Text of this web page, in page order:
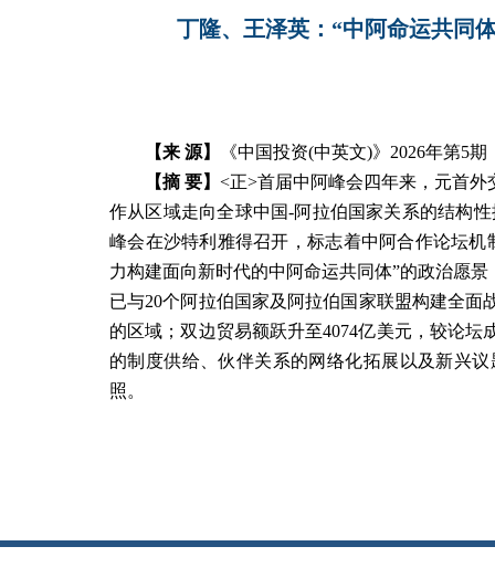
丁隆、王泽英：“中阿命运共同
【来 源】 《中国投资(中英文)》 2026年第5期
【摘 要】 <正>首届中阿峰会四年来，元首
作从区域走向全球中国-阿拉伯国家关系的结构
峰会在沙特利雅得召开，标志着中阿合作论坛
力构建面向新时代的中阿命运共同体”的政治愿
已与20个阿拉伯国家及阿拉伯国家联盟构建全
的区域；双边贸易额跃升至4074亿美元，较论
的制度供给、伙伴关系的网络化拓展以及新兴
照。